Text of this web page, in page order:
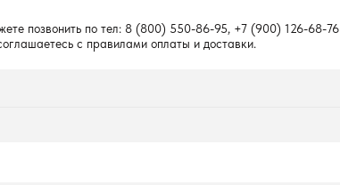
позвонить по тел: 8 (800) 550-86-95, +7 (900) 126-68-76
с правилами оплаты и доставки.